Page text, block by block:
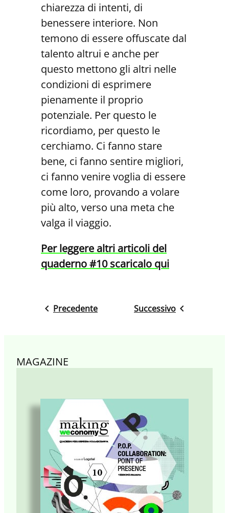
chiarezza di intenti, di
benessere interiore. Non
temono di essere offuscate dal
talento altrui e anche per
questo mettono gli altri nelle
condizioni di esprimere
pienamente il proprio
potenziale. Per questo le
ricordiamo, per questo le
cerchiamo. Ci fanno stare
bene, ci fanno sentire migliori,
ci fanno venire voglia di essere
come loro, provando a volare
più alto, verso una meta che
valga il viaggio.
Per leggere altri articoli del
quaderno #10 scaricalo qui
Precedente Successivo
MAGAZINE